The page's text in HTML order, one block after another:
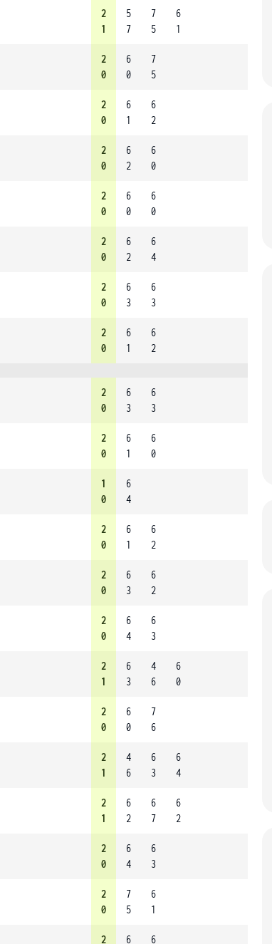
2
1
5
7
7
5
6
1
2
0
6
0
7
5
2
0
6
1
6
2
2
0
6
2
6
0
2
0
6
0
6
0
2
0
6
2
6
4
2
0
6
3
6
3
2
0
6
1
6
2
2
0
6
3
6
3
2
0
6
1
6
0
1
0
6
4
2
0
6
1
6
2
2
0
6
3
6
2
2
0
6
4
6
3
2
1
6
3
4
6
6
0
2
0
6
0
7
6
2
1
4
6
6
3
6
4
2
1
6
2
6
7
6
2
2
0
6
4
6
3
2
0
7
5
6
1
2 6 6